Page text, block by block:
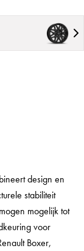
design en
stabiliteit
mogelijk tot
voor
Boxer,